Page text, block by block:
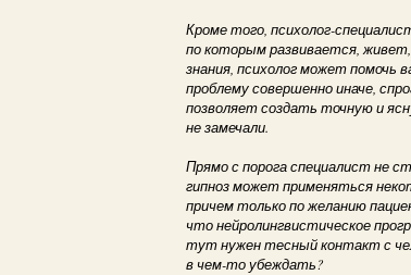
Кроме того, психолог-
по которым развивается,
знания, психолог может помочь
проблему совершенно иначе,
позволяет создать точную и
не замечали.
Прямо с порога специалист не
гипноз может применяться
причем только по желанию
что нейролингвистическое
тут нужен тесный контакт с
в чем-то убеждать?